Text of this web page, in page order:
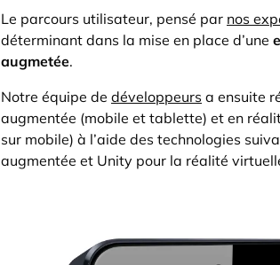
Le parcours utilisateur, pensé par nos
déterminant dans la mise en place d’une
augmetée.
Notre équipe de développeurs a ensuite
augmentée (mobile et tablette) et en
sur mobile) à l’aide des technologies
augmentée et Unity pour la réalité